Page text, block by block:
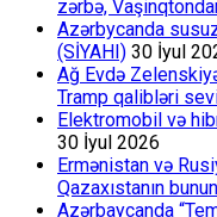
zərbə,
Azərbycanda
(SİYAHI) 30 İyul
Ağ Evdə
Tramp qalibləri
Elektromobil və
30 İyul 2026
Ermənistan və
Qazaxıstanın
Azərbaycanda